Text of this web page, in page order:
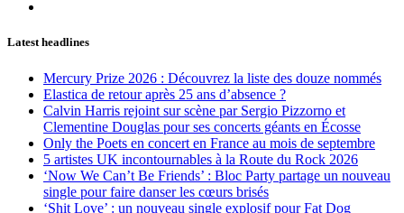
Latest headlines
Mercury Prize 2026 : Découvrez la liste des douze nommés
Elastica de retour après 25 ans d’absence ?
Calvin Harris rejoint sur scène par Sergio Pizzorno et
Clementine Douglas pour ses concerts géants en Écosse
Only the Poets en concert en France au mois de septembre
5 artistes UK incontournables à la Route du Rock 2026
‘Now We Can’t Be Friends’ : Bloc Party partage un nouveau
single pour faire danser les cœurs brisés
‘Shit Love’ : un nouveau single explosif pour Fat Dog